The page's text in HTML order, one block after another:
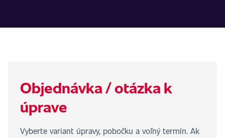
Objednávka / otázka k
úprave
Vyberte variant úpravy, pobočku a voľný termín. Ak